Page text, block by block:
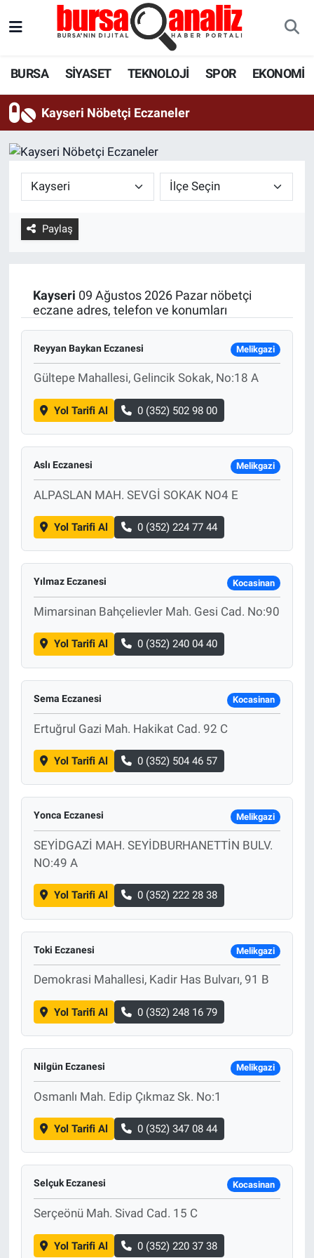
BURSA SİYASET TEKNOLOJİ SPOR EKONOMİ
Kayseri Nöbetçi Eczaneler
Paylaş
Kayseri 09 Ağustos 2026 Pazar nöbetçi
eczane adres, telefon ve konumları
Reyyan Baykan Eczanesi Melikgazi
Gültepe Mahallesi, Gelincik Sokak, No:18 A
Yol Tarifi Al 0 (352) 502 98 00
Aslı Eczanesi Melikgazi
ALPASLAN MAH. SEVGİ SOKAK NO4 E
Yol Tarifi Al 0 (352) 224 77 44
Yılmaz Eczanesi Kocasinan
Mimarsinan Bahçelievler Mah. Gesi Cad. No:90
Yol Tarifi Al 0 (352) 240 04 40
Sema Eczanesi Kocasinan
Ertuğrul Gazi Mah. Hakikat Cad. 92 C
Yol Tarifi Al 0 (352) 504 46 57
Yonca Eczanesi Melikgazi
SEYİDGAZİ MAH. SEYİDBURHANETTİN BULV.
NO:49 A
Yol Tarifi Al 0 (352) 222 28 38
Toki Eczanesi Melikgazi
Demokrasi Mahallesi, Kadir Has Bulvarı, 91 B
Yol Tarifi Al 0 (352) 248 16 79
Nilgün Eczanesi Melikgazi
Osmanlı Mah. Edip Çıkmaz Sk. No:1
Yol Tarifi Al 0 (352) 347 08 44
Selçuk Eczanesi Kocasinan
Serçeönü Mah. Sivad Cad. 15 C
Yol Tarifi Al 0 (352) 220 37 38
SPOR
EKONOMİ
SAĞLIK
BLOG
Süper Lig Puan Durumu ve Fikstür
Tüm Manşetler
Son Dakika Haberleri